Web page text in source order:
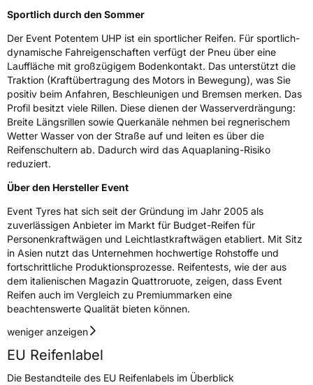
Gewicht (in kg)
12 kg
Generelle Merkmale
Fahrzeugtyp PKW
VerwendungSommerreifen
ModellnamePotentem UHP
FahrzeugartPKW & SUV
Weitere Eigenschaften
ZustandNeureifen
VerstärktXL
Felgenschutz MFS
EU Label
Sportlich durch den Sommer
Der Event Potentem UHP ist ein sportlicher Reifen. Für sportlich-
dynamische Fahreigenschaften verfügt der Pneu über eine
Lauffläche mit großzügigem Bodenkontakt. Das unterstützt die
Traktion (Kraftübertragung des Motors in Bewegung), was Sie
positiv beim Anfahren, Beschleunigen und Bremsen merken. Das
Profil besitzt viele Rillen. Diese dienen der Wasserverdrängung:
Breite Längsrillen sowie Querkanäle nehmen bei regnerischem
Wetter Wasser von der Straße auf und leiten es über die
Reifenschultern ab. Dadurch wird das Aquaplaning-Risiko
reduziert.
Über den Hersteller Event
Event Tyres hat sich seit der Gründung im Jahr 2005 als
zuverlässigen Anbieter im Markt für Budget-Reifen für
Personenkraftwägen und Leichtlastkraftwägen etabliert. Mit Sitz
in Asien nutzt das Unternehmen hochwertige Rohstoffe und
fortschrittliche Produktionsprozesse. Reifentests, wie der aus
dem italienischen Magazin Quattroruote, zeigen, dass Event
Reifen auch im Vergleich zu Premiummarken eine
beachtenswerte Qualität bieten können.
weniger anzeigen
EU Reifenlabel
Die Bestandteile des EU Reifenlabels im Überblick